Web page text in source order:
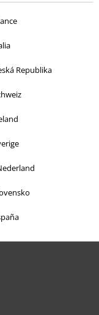
Republika
do Twojej